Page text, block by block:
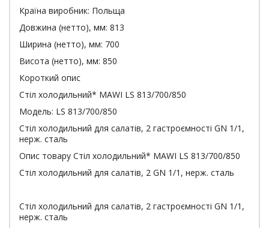
Країна виробник: Польща
Довжина (нетто), мм: 813
Ширина (нетто), мм: 700
Висота (нетто), мм: 850
Короткий опис
Стіл холодильний* MAWI LS 813/700/850
Модель: LS 813/700/850
Стіл холодильний для салатів, 2 гастроємності GN 1/1,
нерж. сталь
Опис товару Стіл холодильний* MAWI LS 813/700/850
Стіл холодильний для салатів, 2 GN 1/1, нерж. сталь
Стіл холодильний для салатів, 2 гастроємності GN 1/1,
нерж. сталь